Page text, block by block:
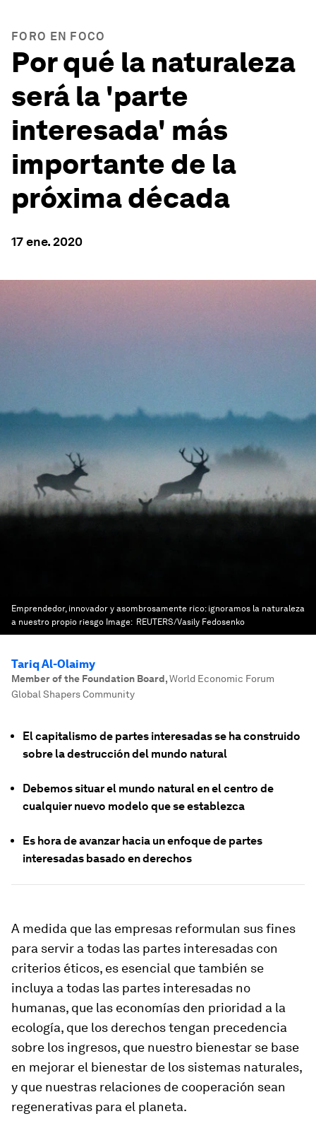
FORO EN FOCO
Por qué la naturaleza
será la 'parte
interesada' más
importante de la
próxima década
17 ene. 2020
Emprendedor, innovador y asombrosamente rico: ignoramos la naturaleza
a nuestro propio riesgo Image: REUTERS/Vasily Fedosenko
Tariq Al-Olaimy
Member of the Foundation Board,World Economic Forum
Global Shapers Community
El capitalismo de partes interesadas se ha construido
sobre la destrucción del mundo natural
Debemos situar el mundo natural en el centro de
cualquier nuevo modelo que se establezca
Es hora de avanzar hacia un enfoque de partes
interesadas basado en derechos
A medida que las empresas reformulan sus fines
para servir a todas las partes interesadas con
criterios éticos, es esencial que también se
incluya a todas las partes interesadas no
humanas, que las economías den prioridad a la
ecología, que los derechos tengan precedencia
sobre los ingresos, que nuestro bienestar se base
en mejorar el bienestar de los sistemas naturales,
y que nuestras relaciones de cooperación sean
regenerativas para el planeta.